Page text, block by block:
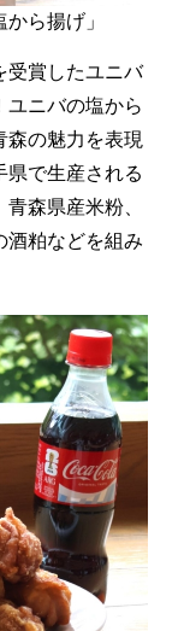
ら揚げ」
受賞したユニバ
ニバの塩から
森の魅力を表現
県で生産される
森県産米粉、
酒粕などを組み